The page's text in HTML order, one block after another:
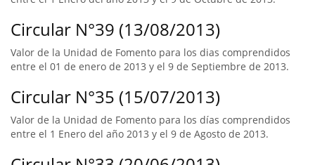
Circular N°39 (13/08/2013)
Valor de la Unidad de Fomento para los dias comprendidos
entre el 01 de enero de 2013 y el 9 de Septiembre de 2013.
Circular N°35 (15/07/2013)
Valor de la Unidad de Fomento para los días comprendidos
entre el 1 Enero del año 2013 y el 9 de Agosto de 2013.